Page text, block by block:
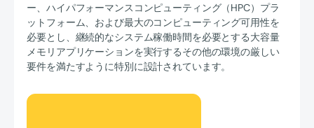
ー、ハイパフォーマンスコンピューティング（HPC）プラ
ットフォーム、および最大のコンピューティング可用性を
必要とし、継続的なシステム稼働時間を必要とする大容量
メモリアプリケーションを実行するその他の環境の厳しい
要件を満たすように特別に設計されています。
DDR5 登録済み zDIMM